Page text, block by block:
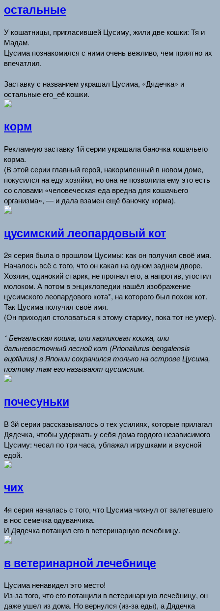
остальные
У кошатницы, пригласившей Цусиму, жили две кошки: Тя и
Мадам.
Цусима познакомился с ними очень вежливо, чем приятно их
впечатлил.
Заставку с названием украшал Цусима, «Дядечка» и
остальные его_её кошки.
корм
Рекламную заставку 1й серии украшала баночка кошачьего
корма.
(В этой серии главный герой, накормленный в новом доме,
покусился на еду хозяйки, но она не позволила ему это есть
со словами «человеческая еда вредна для кошачьего
организма», — и дала взамен ещё баночку корма).
цусимский леопардовый кот
2я серия была о прошлом Цусимы: как он получил своё имя.
Началось всё с того, что он какал на одном заднем дворе.
Хозяин, одинокий старик, не прогнал его, а напротив, угостил
молоком. А потом в энциклопедии нашёл изображение
цусимского леопардового кота*, на которого был похож кот.
Так Цусима получил своё имя.
(Он приходил столоваться к этому старику, пока тот не умер).
* Бенгальская кошка, или карликовая кошка, или
дальневосточный лесной кот (Prionailurus bengalensis
euptilurus) в Японии сохранился только на острове Цусима,
поэтому там его называют цусимским.
почесуньки
В 3й серии рассказывалось о тех усилиях, которые прилагал
Дядечка, чтобы удержать у себя дома гордого независимого
Цусиму: чесал по три часа, ублажал игрушками и вкусной
едой.
чих
4я серия началась с того, что Цусима чихнул от залетевшего
в нос семечка одуванчика.
И Дядечка потащил его в ветеринарную лечебницу.
в ветеринарной лечебнице
Цусима ненавидел это место!
Из-за того, что его потащили в ветеринарную лечебницу, он
даже ушел из дома. Но вернулся (из-за еды), а Дядечка